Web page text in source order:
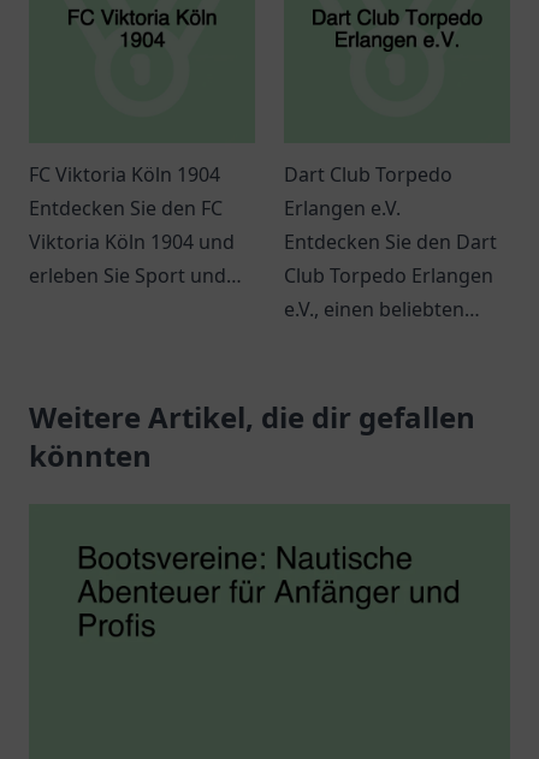
FC Viktoria Köln 1904
Entdecken Sie den FC
Viktoria Köln 1904 und
erleben Sie Sport und
Dart Club Torpedo
Erlangen e.V.
Entdecken Sie den Dart
Club Torpedo Erlangen
e.V., einen beliebten
Freunde des Spiels in
Erlangen.
Weitere Artikel, die dir gefallen
könnten